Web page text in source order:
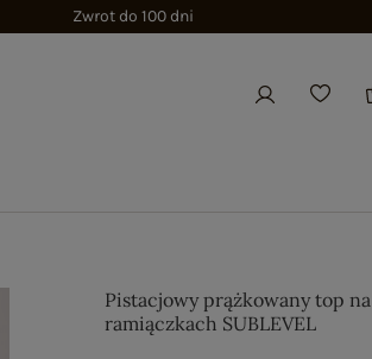
Zwrot do 100 dni
Pistacjowy prążkowany top na
ramiączkach SUBLEVEL